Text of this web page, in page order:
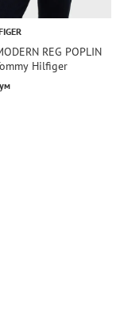
REG POPLIN
Hilfiger